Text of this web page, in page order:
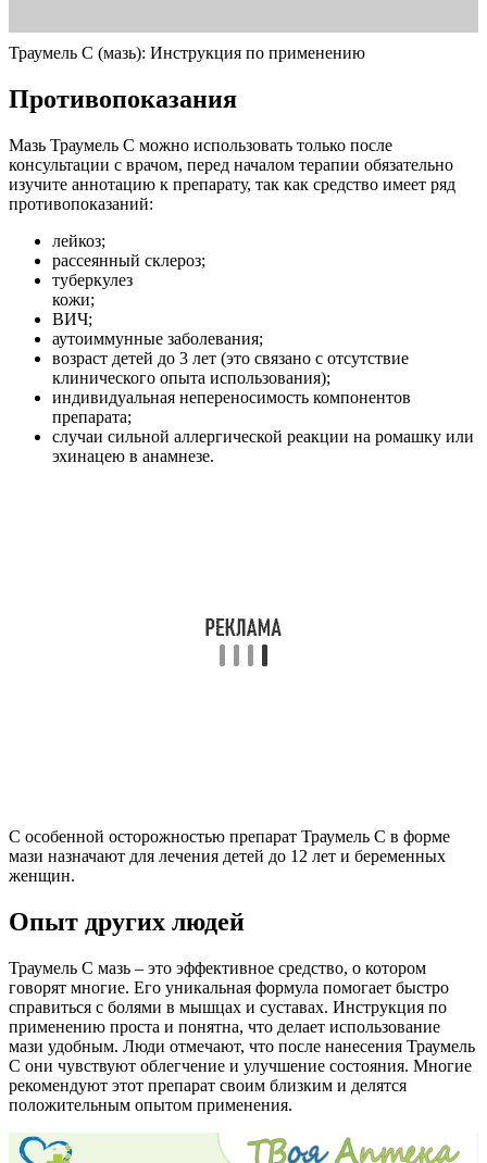
Траумель С (мазь): Инструкция по применению
Противопоказания
Мазь Траумель С можно использовать только после
консультации с врачом, перед началом терапии обязательно
изучите аннотацию к препарату, так как средство имеет ряд
противопоказаний:
лейкоз;
рассеянный склероз;
туберкулез
кожи;
ВИЧ;
аутоиммунные заболевания;
возраст детей до 3 лет (это связано с отсутствие
клинического опыта использования);
индивидуальная непереносимость компонентов
препарата;
случаи сильной аллергической реакции на ромашку или
эхинацею в анамнезе.
С особенной осторожностью препарат Траумель С в форме
мази назначают для лечения детей до 12 лет и беременных
женщин.
Опыт других людей
Траумель С мазь – это эффективное средство, о котором
говорят многие. Его уникальная формула помогает быстро
справиться с болями в мышцах и суставах. Инструкция по
применению проста и понятна, что делает использование
мази удобным. Люди отмечают, что после нанесения Траумель
С они чувствуют облегчение и улучшение состояния. Многие
рекомендуют этот препарат своим близким и делятся
положительным опытом применения.